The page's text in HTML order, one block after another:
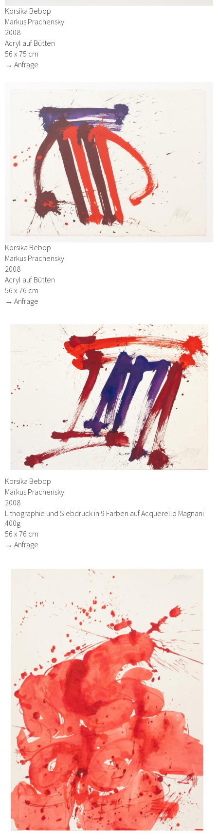
Korsika Bebop
Markus Prachensky
2008
Acryl auf Bütten
56 x 75 cm
→ Anfrage
Korsika Bebop
Markus Prachensky
2008
Acryl auf Bütten
56 x 76 cm
→ Anfrage
Korsika Bebop
Markus Prachensky
2008
Lithographie und Siebdruck in 9 Farben auf Acquerello Magnani
400g
56 x 76 cm
→ Anfrage